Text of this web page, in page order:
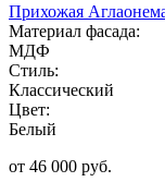
Прихожая
Материал фасада:
МДФ
Стиль:
Классический
Цвет:
Белый
от 46 000 руб.